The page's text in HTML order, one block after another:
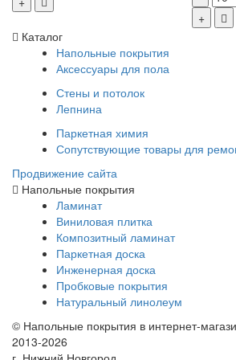
Каталог
Напольные покрытия
Аксессуары для пола
Стены и потолок
Лепнина
Паркетная химия
Сопутствующие товары для
Продвижение сайта
Напольные покрытия
Ламинат
Виниловая плитка
Композитный ламинат
Паркетная доска
Инженерная доска
Пробковые покрытия
Натуральный линолеум
© Напольные покрытия в интернет-
2013-2026